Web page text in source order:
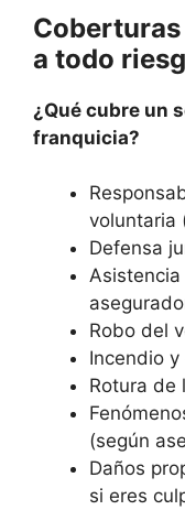
a todo
¿Qué cubre un
franquicia?
voluntaria
Defensa
Robo del
Incendio
Rotura de
(según
Daños
si eres